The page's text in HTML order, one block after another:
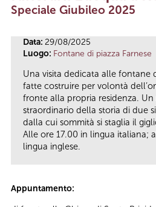
Speciale Giubileo 2025
Data: 29/08/2025
Luogo: Fontane di piazza Farnese
Una visita dedicata alle fontane
fatte costruire per volontà
fronte alla propria residenza.
straordinario della storia di due
dalla cui sommità si staglia il
Alle ore 17.00 in lingua italiana;
lingua inglese.
Appuntamento: